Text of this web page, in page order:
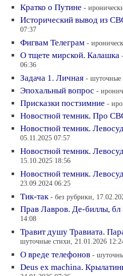
Кратко о Путине -
Исторический вывод из
07:37
Фигвам Телеграм -
О тщете мирской. Калашка
06:36
Задача 1. Личная - шуточные
Эпохальный вопрос -
Присказки постзимние -
Новостной темник. Про
Новостной темник.
05.11.2025 07:57
Новостной темник.
15.10.2025 18:56
Новостной темник.
23.09.2024 06:25
Тик-так - без рубрики,
Прав Лавров. Де-биллы, бл
14:08
Травит душу Травиата.
шуточные стихи, 21.01.2026
О вреде телефонов -
Deus ex machina.